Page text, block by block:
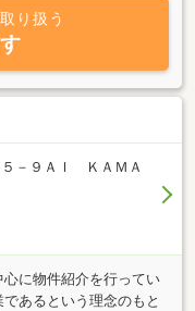
り扱う
－９ＡＩ ＫＡＭＡ
に物件紹介を行ってい
あるという理念のもと